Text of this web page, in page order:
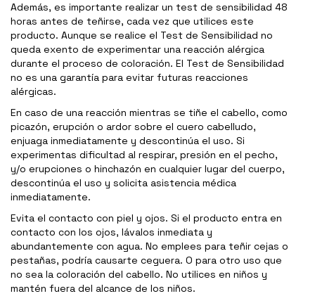
Además, es importante realizar un test de sensibilidad 48
horas antes de teñirse, cada vez que utilices este
producto. Aunque se realice el Test de Sensibilidad no
queda exento de experimentar una reacción alérgica
durante el proceso de coloración. El Test de Sensibilidad
no es una garantía para evitar futuras reacciones
alérgicas.
En caso de una reacción mientras se tiñe el cabello, como
picazón, erupción o ardor sobre el cuero cabelludo,
enjuaga inmediatamente y descontinúa el uso. Si
experimentas dificultad al respirar, presión en el pecho,
y/o erupciones o hinchazón en cualquier lugar del cuerpo,
descontinúa el uso y solicita asistencia médica
inmediatamente.
Evita el contacto con piel y ojos. Si el producto entra en
contacto con los ojos, lávalos inmediata y
abundantemente con agua. No emplees para teñir cejas o
pestañas, podría causarte ceguera. O para otro uso que
no sea la coloración del cabello. No utilices en niños y
mantén fuera del alcance de los niños.